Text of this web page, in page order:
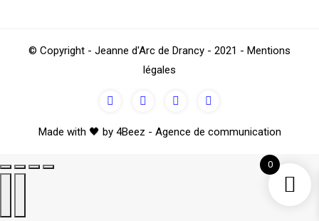
0
© Copyright - Jeanne d'Arc de Drancy - 2021 - Mentions
légales
Made with 🖤 by 4Beez - Agence de communication